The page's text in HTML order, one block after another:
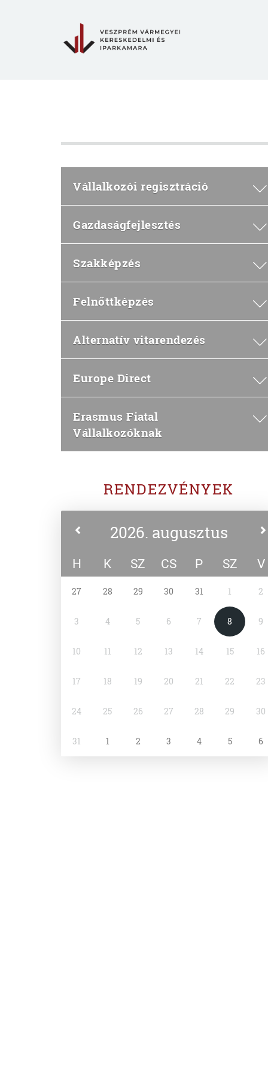
Vállalkozói regisztráció
Gazdaságfejlesztés
Szakképzés
Felnőttképzés
Alternatív vitarendezés
Europe Direct
Erasmus Fiatal
Vállalkozóknak
RENDEZVÉNYEK
2026. augusztus
H K SZ CS P SZ V
27 28 29 30 31 1 2
3 4 5 6 7 8 9
10 11 12 13 14 15 16
17 18 19 20 21 22 23
24 25 26 27 28 29 30
31 1 2 3 4 5 6